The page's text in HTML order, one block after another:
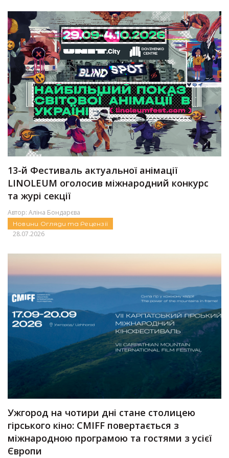
13-й Фестиваль актуальної анімації
LINOLEUM оголосив міжнародний конкурс
та журі секції
Автор: Аліна Бондарєва
Новини Огляди та Рецензії
28.07.2026
Ужгород на чотири дні стане столицею
гірського кіно: CMIFF повертається з
міжнародною програмою та гостями з усієї
Європи